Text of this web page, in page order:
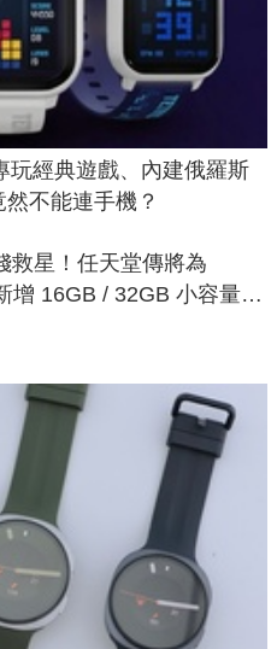
玩經典遊戲、內建俄羅斯
不能連手機？
救星！任天堂傳將為
增 16GB / 32GB 小容量遊